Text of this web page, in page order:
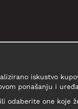
iskustvo
ponašanju i
odaberite one